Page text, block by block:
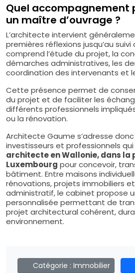
Quel accompagnement
un maître d’ouvrage ?
L’architecte intervient
premières réflexions jusqu’au
comprend l’étude du projet, la
démarches administratives, les
coordination des intervenants et
Cette présence permet de
du projet et de faciliter les
différents professionnels
ou la rénovation.
Architecte Gaume s’adresse
investisseurs et professionnels
architecte en Wallonie, dans la
Luxembourg pour concevoir,
bâtiment. Entre maisons
rénovations, projets immobiliers
administratif, le cabinet propose
personnalisée permettant de
projet architectural cohérent,
environnement.
Catégorie : Immobilier